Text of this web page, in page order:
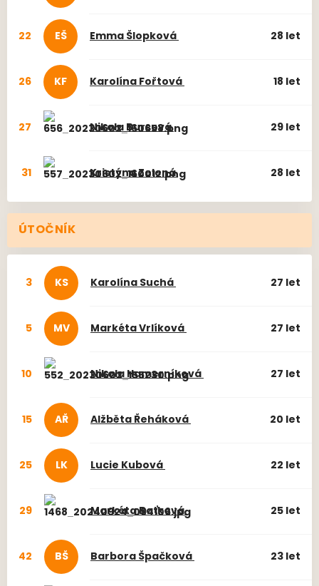
22 EŠ EmmaŠlopková 28 let
26 KF KarolínaFořtová 18 let
27 NikolaBursová 29 let
31 KristýnaZelená 28 let
ÚTOČNÍK
3 KS KarolínaSuchá 27 let
5 MV MarkétaVrlíková 27 let
10 NikolaHamerníková 27 let
15 AŘ AlžbětaŘeháková 20 let
25 LK LucieKubová 22 let
29 MarkétaBaťková 25 let
42 BŠ BarboraŠpačková 23 let